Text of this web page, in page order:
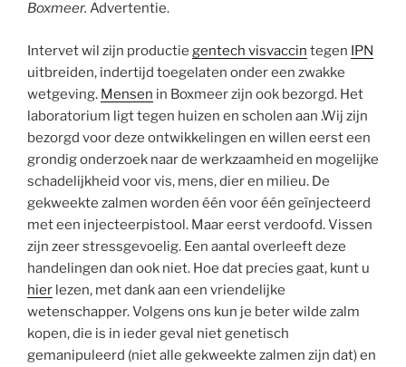
Boxmeer. Advertentie.
Intervet wil zijn productie gentech visvaccin tegen IPN
uitbreiden, indertijd toegelaten onder een zwakke
wetgeving. Mensen in Boxmeer zijn ook bezorgd. Het
laboratorium ligt tegen huizen en scholen aan .Wij zijn
bezorgd voor deze ontwikkelingen en willen eerst een
grondig onderzoek naar de werkzaamheid en mogelijke
schadelijkheid voor vis, mens, dier en milieu. De
gekweekte zalmen worden één voor één geïnjecteerd
met een injecteerpistool. Maar eerst verdoofd. Vissen
zijn zeer stressgevoelig. Een aantal overleeft deze
handelingen dan ook niet. Hoe dat precies gaat, kunt u
hier lezen, met dank aan een vriendelijke
wetenschapper. Volgens ons kun je beter wilde zalm
kopen, die is in ieder geval niet genetisch
gemanipuleerd (niet alle gekweekte zalmen zijn dat) en